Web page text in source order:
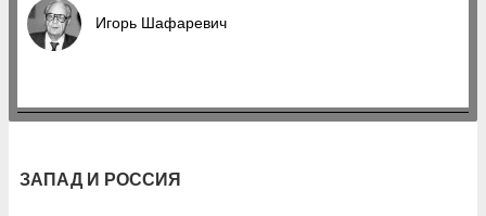
Игорь Шафаревич
ЗАПАД И РОССИЯ